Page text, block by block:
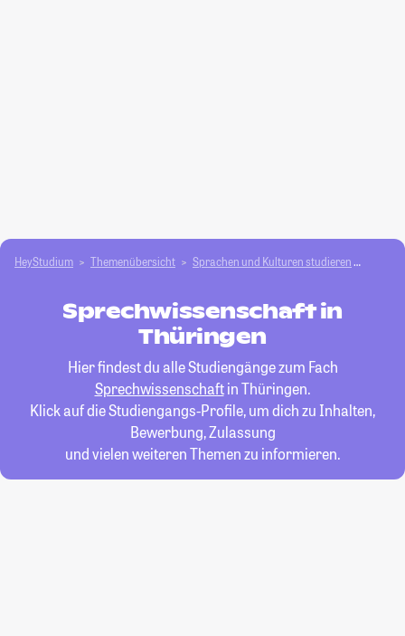
HeyStudium Themenübersicht Sprachen und Kulturen studieren
Sprechwissenschaft in
Thüringen
Hier findest du alle Studiengänge zum Fach
Sprechwissenschaftin Thüringen.
Klick auf die Studiengangs-Profile, um dich zu Inhalten,
Bewerbung, Zulassung
und vielen weiteren Themen zu informieren.